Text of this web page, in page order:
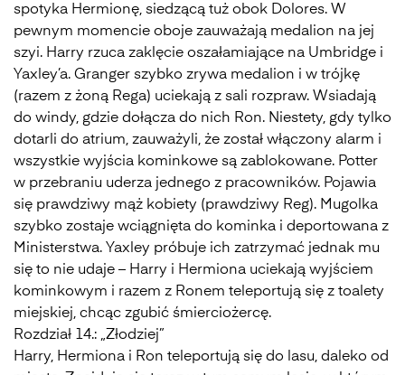
spotyka Hermionę, siedzącą tuż obok Dolores. W
pewnym momencie oboje zauważają medalion na jej
szyi. Harry rzuca zaklęcie oszałamiające na Umbridge i
Yaxley’a. Granger szybko zrywa medalion i w trójkę
(razem z żoną Rega) uciekają z sali rozpraw. Wsiadają
do windy, gdzie dołącza do nich Ron. Niestety, gdy tylko
dotarli do atrium, zauważyli, że został włączony alarm i
wszystkie wyjścia kominkowe są zablokowane. Potter
w przebraniu uderza jednego z pracowników. Pojawia
się prawdziwy mąż kobiety (prawdziwy Reg). Mugolka
szybko zostaje wciągnięta do kominka i deportowana z
Ministerstwa. Yaxley próbuje ich zatrzymać jednak mu
się to nie udaje – Harry i Hermiona uciekają wyjściem
kominkowym i razem z Ronem teleportują się z toalety
miejskiej, chcąc zgubić śmierciożercę.
Rozdział 14.: „Złodziej”
Harry, Hermiona i Ron teleportują się do lasu, daleko od